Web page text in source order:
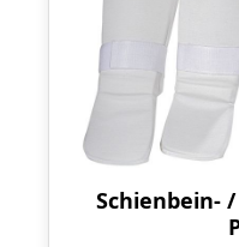
Schienbein-